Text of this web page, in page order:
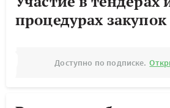
процедурах
Доступно по подписке.